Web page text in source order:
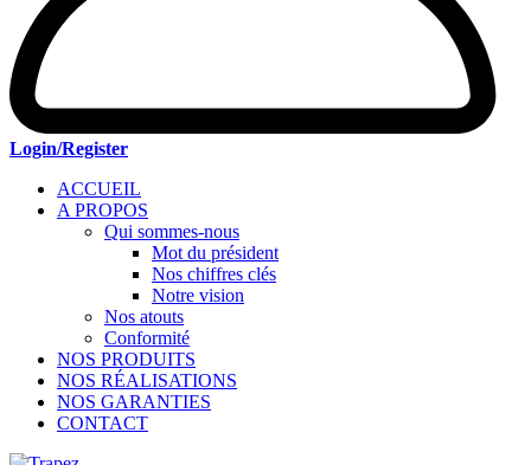
Login/Register
ACCUEIL
A PROPOS
Qui sommes-nous
Mot du président
Nos chiffres clés
Notre vision
Nos atouts
Conformité
NOS PRODUITS
NOS RÉALISATIONS
NOS GARANTIES
CONTACT